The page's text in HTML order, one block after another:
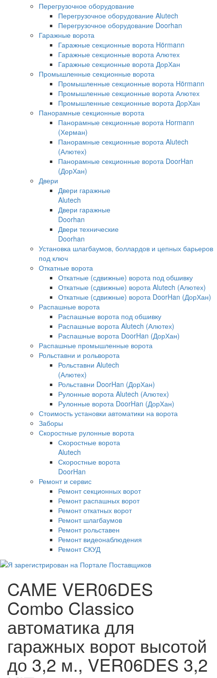
Перегрузочное оборудование
Перегрузочное оборудование Alutech
Перегрузочное оборудование Doorhan
Гаражные ворота
Гаражные секционные ворота Hörmann
Гаражные секционные ворота Алютех
Гаражные секционные ворота ДорХан
Промышленные секционные ворота
Промышленные секционные ворота Hörmann
Промышленные секционные ворота Алютех
Промышленные секционные ворота ДорХан
Панорамные секционные ворота
Панорамные секционные ворота Hormann
(Херман)
Панорамные секционные ворота Alutech
(Алютех)
Панорамные секционные ворота DoorHan
(ДорХан)
Двери
Двери гаражные
Alutech
Двери гаражные
Doorhan
Двери технические
Doorhan
Установка шлагбаумов, боллардов и цепных барьеров
под ключ
Откатные ворота
Откатные (сдвижные) ворота под обшивку
Откатные (сдвижные) ворота Alutech (Алютех)
Откатные (сдвижные) ворота DoorHan (ДорХан)
Распашные ворота
Распашные ворота под обшивку
Распашные ворота Alutech (Алютех)
Распашные ворота DoorHan (ДорХан)
Распашные промышленные ворота
Рольставни и рольворота
Рольставни Alutech
(Алютех)
Рольставни DoorHan (ДорХан)
Рулонные ворота Alutech (Алютех)
Рулонные ворота DoorHan (ДорХан)
Стоимость установки автоматики на ворота
Заборы
Скоростные рулонные ворота
Скоростные ворота
Alutech
Скоростные ворота
DoorHan
Ремонт и сервис
Ремонт секционных ворот
Ремонт распашных ворот
Ремонт откатных ворот
Ремонт шлагбаумов
Ремонт рольставен
Ремонт видеонаблюдения
Ремонт СКУД
CAME VER06DES
Combo Classico
автоматика для
гаражных ворот высотой
до 3,2 м., VER06DES 3,2